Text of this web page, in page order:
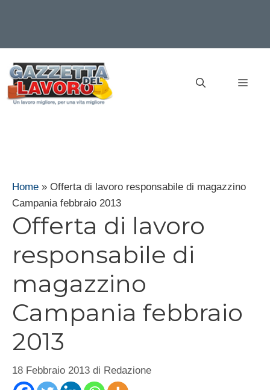
contenuto
Home » Offerta di lavoro responsabile di magazzino
Campania febbraio 2013
Offerta di lavoro
responsabile di
magazzino
Campania febbraio
2013
18 Febbraio 2013 di Redazione